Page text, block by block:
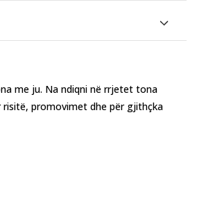
me ju. Na ndiqni në rrjetet tona
risitë, promovimet dhe për gjithçka